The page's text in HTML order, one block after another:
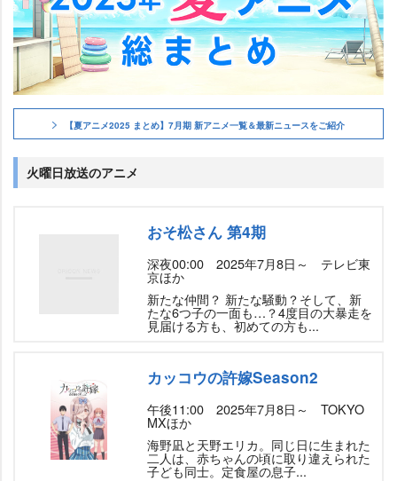
【夏アニメ2025 まとめ】7月期 新アニメ一覧＆最新ニュースをご紹介
火曜日放送のアニメ
おそ松さん 第4期
深夜00:00 2025年7月8日～ テレビ東
京ほか
新たな仲間？ 新たな騒動？そして、新
たな6つ子の一面も…？4度目の大暴走を
見届ける方も、初めての方も...
カッコウの許嫁Season2
午後11:00 2025年7月8日～ TOKYO
MXほか
海野凪と天野エリカ。同じ日に生まれた
二人は、赤ちゃんの頃に取り違えられた
子ども同士。定食屋の息子...